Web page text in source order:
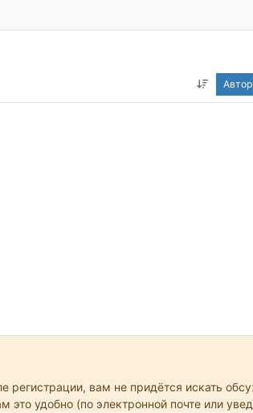
регистрации, вам не придётся искать
удобно (по электронной почте или